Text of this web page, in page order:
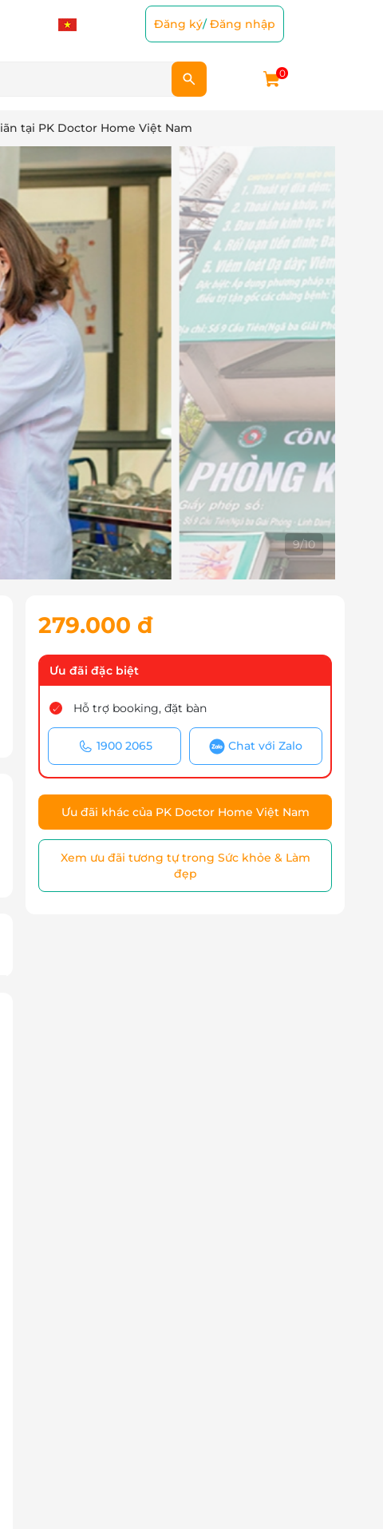
Đăng ký/Đăng nhập
0
tại PK Doctor Home Việt Nam
10/10
279.000 đ
Ưu đãi đặc biệt
Hỗ trợ booking, đặt bàn
1900 2065 Chat với Zalo
Ưu đãi khác của PK Doctor Home Việt Nam
Xem ưu đãi tương tự trong Sức khỏe & Làm
đẹp